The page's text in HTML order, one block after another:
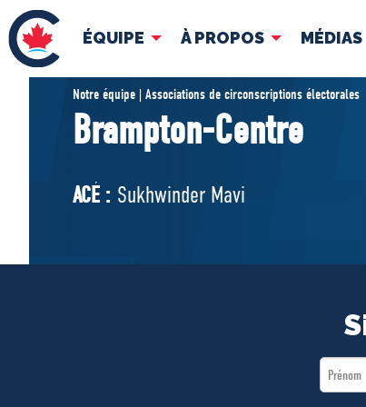
ÉQUIPE À PROPOS MÉDIAS
ÉQUIPE
Pierre Poilievre
Cabinet fantôme
ACÉ
Notre équipe | Associations de circonscriptions électorales
Brampton-Centre
ACÉ : Sukhwinder Mavi
First
Name